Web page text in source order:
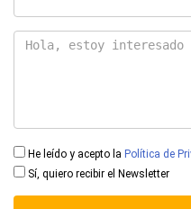
He leído y acepto la Política de
Sí, quiero recibir el Newsletter